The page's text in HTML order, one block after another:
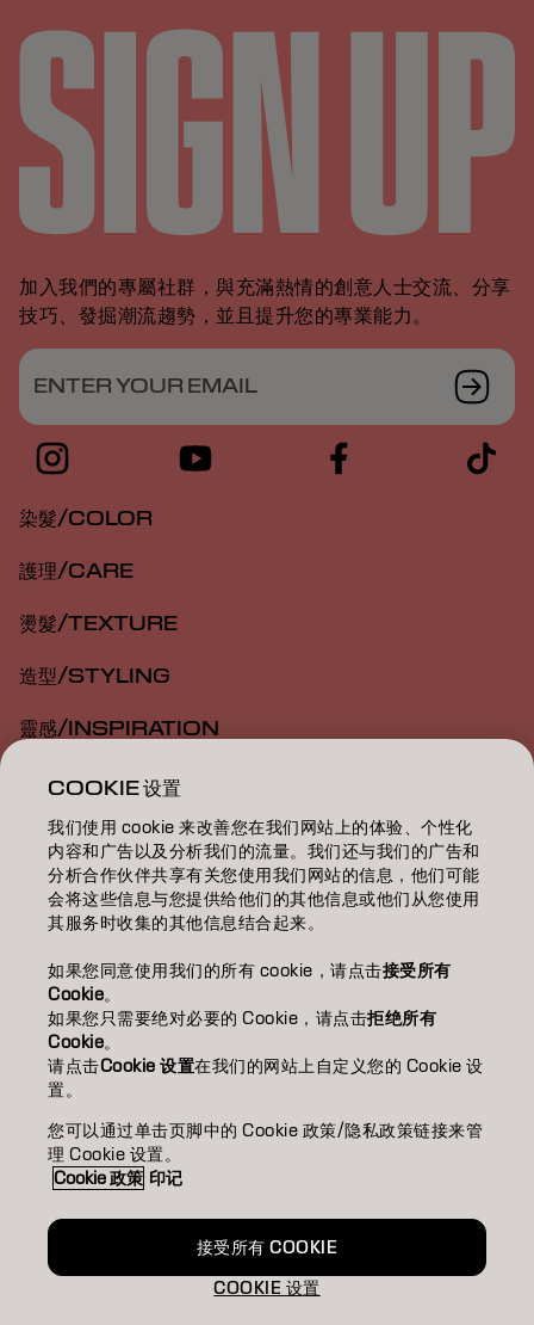
加入我們的專屬社群，與充滿熱情的創意人士交流、分享
技巧、發掘潮流趨勢，並且提升您的專業能力。
ENTER YOUR EMAIL
染髮/COLOR
護理/CARE
燙髮/TEXTURE
造型/STYLING
靈感/INSPIRATION
教育/EDUCATION
關於我們/ABOUT
成為合作夥伴
聯絡我們
ImprintPrivacy PolicyCookie Policy Terms Of Use
Accessibility
TW | Chinese (Traditional)
COOKIE 设置
我们使用 cookie 来改善您在我们网站上的体验、个性化
内容和广告以及分析我们的流量。我们还与我们的广告和
分析合作伙伴共享有关您使用我们网站的信息，他们可能
会将这些信息与您提供给他们的其他信息或他们从您使用
其服务时收集的其他信息结合起来。
如果您同意使用我们的所有 cookie，请点击接受所有
Cookie。
如果您只需要绝对必要的 Cookie，请点击拒绝所有
Cookie。
请点击Cookie 设置在我们的网站上自定义您的 Cookie 设
置。
您可以通过单击页脚中的 Cookie 政策/隐私政策链接来管
理 Cookie 设置。
Cookie 政策 印记
COOKIE 设置
接受所有 COOKIE